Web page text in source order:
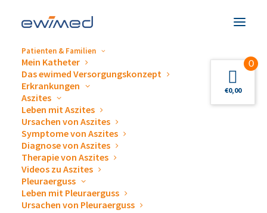
Patienten & Familien
Mein Katheter
Das ewimed Versorgungskonzept
Erkrankungen
Aszites
Leben mit Aszites
Ursachen von Aszites
Symptome von Aszites
Diagnose von Aszites
Therapie von Aszites
Videos zu Aszites
Pleuraerguss
Leben mit Pleuraerguss
Ursachen von Pleuraerguss
Android Browser
Nothing Found
It seems we can’t find what you’re looking for. Perhaps
Sucheing can help.
0
€0,00